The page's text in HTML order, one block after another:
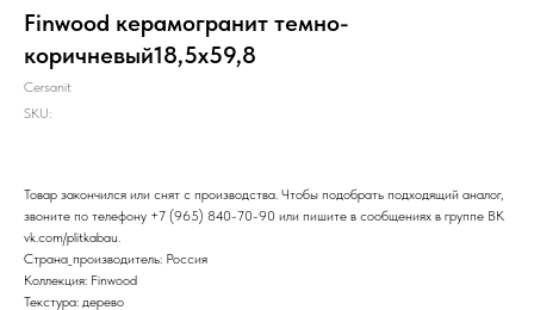
Finwood керамогранит темно-
коричневый18,5х59,8
Cersanit
SKU:
Товар закончился или снят с производства. Чтобы подобрать подходящий аналог,
звоните по телефону +7 (965) 840-70-90 или пишите в сообщениях в группе ВК
vk.com/plitkabau.
Страна_производитель: Россия
Коллекция: Finwood
Текстура: дерево